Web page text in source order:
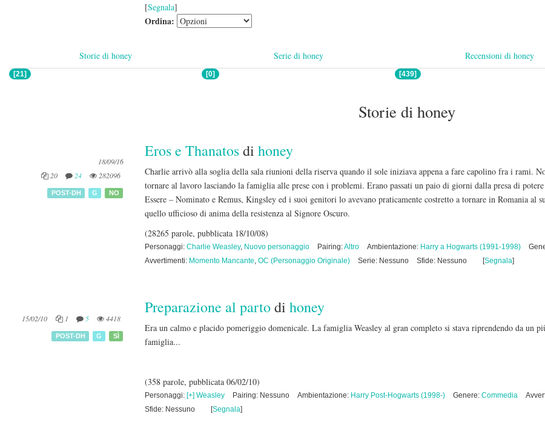
[Segnala]
Ordina:
Storie di honey
[21]
Serie di honey
[0]
Recensioni di honey
[439]
Storie di honey
18/09/16
20
24 282096
POST-DH G NO
Eros e Thanatosdi honey
Charlie arrivò alla soglia della sala riunioni della riserva quando il sole iniziava appena a fare capolino fra i rami.
tornare al lavoro lasciando la famiglia alle prese con i problemi. Erano passati un paio di giorni dalla presa di
Essere – Nominato e Remus, Kingsley ed i suoi genitori lo avevano praticamente costretto a tornare in Romania al
quello ufficioso di anima della resistenza al Signore Oscuro.
(28265 parole, pubblicata 18/10/08)
Personaggi: Charlie Weasley, Nuovo personaggio Pairing:Altro Ambientazione: Harry a Hogwarts (1991-1998)
Avvertimenti: Momento Mancante, OC (Personaggio Originale) Serie: Nessuno Sfide: Nessuno [Segnala]
15/02/10 1 5 4418
POST-DH G SÌ
Preparazione al partodi honey
Era un calmo e placido pomeriggio domenicale. La famiglia Weasley al gran completo si stava riprendendo da un
famiglia...
(358 parole, pubblicata 06/02/10)
Personaggi: [+] Weasley Pairing: Nessuno Ambientazione: Harry Post-Hogwarts (1998-) Genere: Commedia
Sfide: Nessuno
[Segnala]